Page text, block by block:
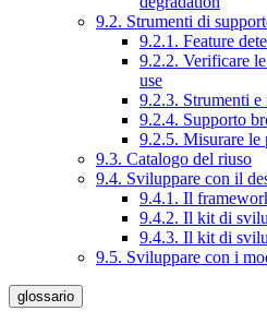
9.2. Strumenti di
9.2.1. Feature
9.2.2. Verificare
use
9.2.3. Strumenti e
9.2.4. Supporto
9.2.5. Misurare le
9.3. Catalogo del riuso
9.4. Sviluppare con il
9.4.1. Il
9.4.2. Il kit di
9.4.3. Il kit di
9.5. Sviluppare con i
glossario